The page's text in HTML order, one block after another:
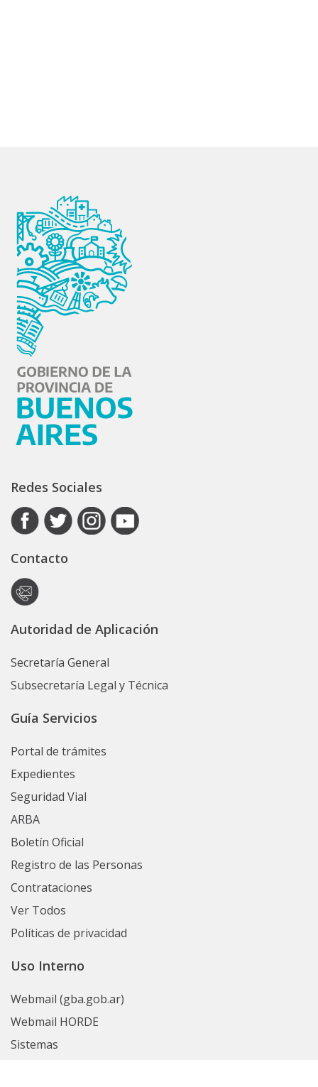
Redes Sociales
Contacto
Autoridad de Aplicación
Secretaría General
Subsecretaría Legal y Técnica
Guía Servicios
Portal de trámites
Expedientes
Seguridad Vial
ARBA
Boletín Oficial
Registro de las Personas
Contrataciones
Ver Todos
Políticas de privacidad
Uso Interno
Webmail (gba.gob.ar)
Webmail HORDE
Sistemas